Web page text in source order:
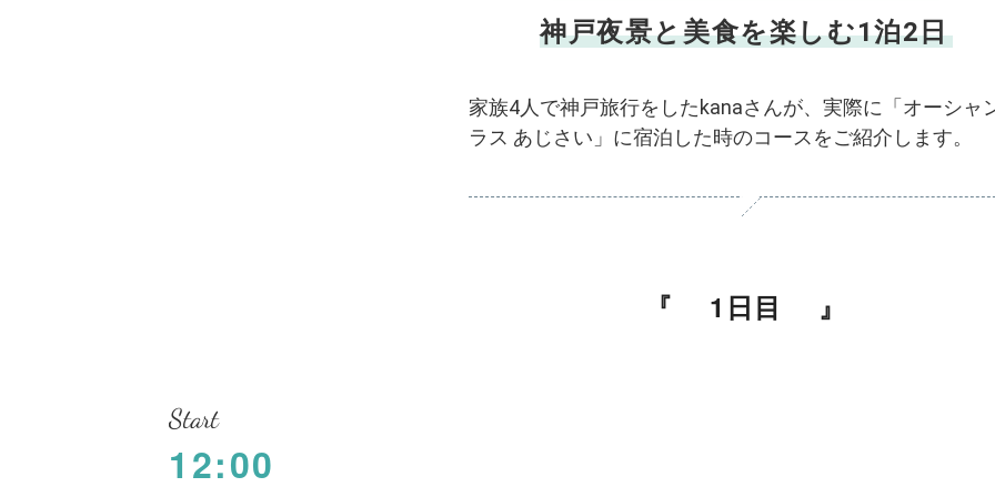
神戸夜景と美食を楽しむ1泊2日
家族4人で神戸旅行をしたkanaさんが、実際に「オーシャ
ラス あじさい」に宿泊した時のコースをご紹介します。
1日目
Start
12:00